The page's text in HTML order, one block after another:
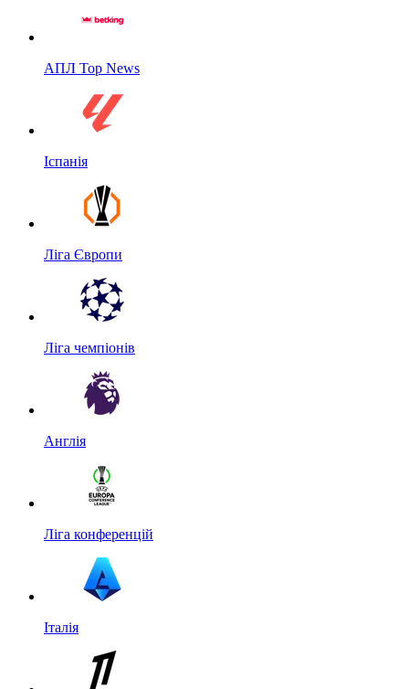
АПЛ Top News
Іспанія
Ліга Європи
Ліга чемпіонів
Англія
Ліга конференцій
Італія